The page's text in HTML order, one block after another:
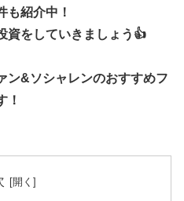
も紹介中！
資をしていきましょう👍
ン&ソシャレンのおすすめフ
！